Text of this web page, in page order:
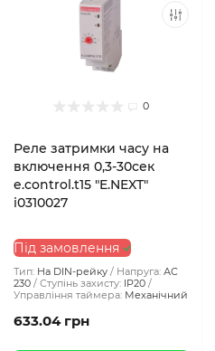
0
Реле затримки часу на
включення 0,3-30сек
e.control.t15 "E.NEXT"
i0310027
Під замовлення
Тип: На DIN-рейку Напруга: АС
230
Ступінь захисту: IP20
Управління таймера: Механічний
633.04 грн